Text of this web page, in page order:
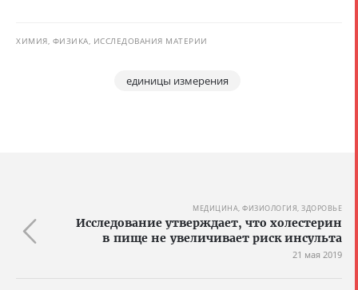
ХИМИЯ, ФИЗИКА, ИССЛЕДОВАНИЯ МАТЕРИИ
единицы измерения
МЕДИЦИНА, ФИЗИОЛОГИЯ, ЗДОРОВЬЕ
Исследование утверждает, что холестерин
в пище не увеличивает риск инсульта
21 мая 2019